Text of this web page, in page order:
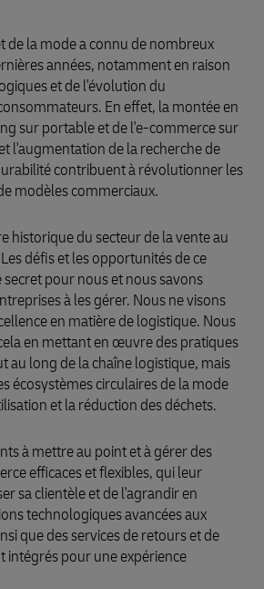
de la mode a connu de nombreux
années, notamment en raison
et de l'évolution du
En effet, la montée en
sur portable et de l'e-commerce sur
l'augmentation de la recherche de
contribuent à révolutionner les
modèles commerciaux.
historique du secteur de la vente au
défis et les opportunités de ce
pour nous et nous savons
à les gérer. Nous ne visons
en matière de logistique. Nous
en mettant en œuvre des pratiques
au long de la chaîne logistique, mais
écosystèmes circulaires de la mode
et la réduction des déchets.
à mettre au point et à gérer des
efficaces et flexibles, qui leur
sa clientèle et de l'agrandir en
technologiques avancées aux
que des services de retours et de
intégrés pour une expérience